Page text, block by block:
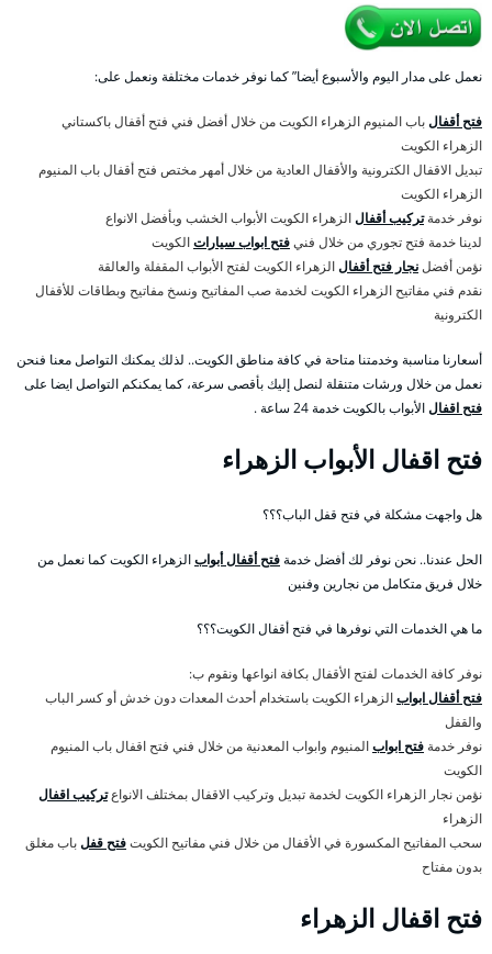
نعمل على مدار اليوم والأسبوع أيضا” كما نوفر خدمات مختلفة ونعمل على:
فتح أقفالباب المنيوم الزهراء الكويت من خلال أفضل فني فتح أقفال باكستاني
الزهراء الكويت
تبديل الاقفال الكترونية والأقفال العادية من خلال أمهر مختص فتح أقفال باب المنيوم
الزهراء الكويت
نوفر خدمةتركيب أقفالالزهراء الكويت الأبواب الخشب وبأفضل الانواع
لدينا خدمة فتح تجوري من خلال فنيفتح ابواب سياراتالكويت
نؤمن أفضلنجار فتح أقفالالزهراء الكويت لفتح الأبواب المقفلة والعالقة
نقدم فني مفاتيح الزهراء الكويت لخدمة صب المفاتيح ونسخ مفاتيح وبطاقات للأقفال
الكترونية
أسعارنا مناسبة وخدمتنا متاحة في كافة مناطق الكويت.. لذلك يمكنك التواصل معنا فنحن
نعمل من خلال ورشات متنقلة لنصل إليك بأقصى سرعة، كما يمكنكم التواصل ايضا على
فتح اقفالالأبواب بالكويت خدمة 24 ساعة .
فتح اقفال الأبواب الزهراء
هل واجهت مشكلة في فتح قفل الباب؟؟؟
الحل عندنا.. نحن نوفر لك أفضل خدمةفتح أقفال أبوابالزهراء الكويت كما نعمل من
خلال فريق متكامل من نجارين وفنين
ما هي الخدمات التي نوفرها في فتح أقفال الكويت؟؟؟
نوفر كافة الخدمات لفتح الأقفال بكافة انواعها ونقوم ب:
فتح أقفال ابوابالزهراء الكويت باستخدام أحدث المعدات دون خدش أو كسر الباب
والقفل
نوفر خدمة فتح ابوابالمنيوم وابواب المعدنية من خلال فني فتح اقفال باب المنيوم
الكويت
نؤمن نجار الزهراء الكويت لخدمة تبديل وتركيب الاقفال بمختلف الانواعتركيب اقفال
الزهراء
سحب المفاتيح المكسورة في الأقفال من خلال فني مفاتيح الكويتفتح قفلباب مغلق
بدون مفتاح
فتح اقفال الزهراء